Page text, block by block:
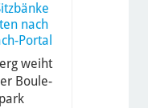
nach
Portal
weiht
Boule-